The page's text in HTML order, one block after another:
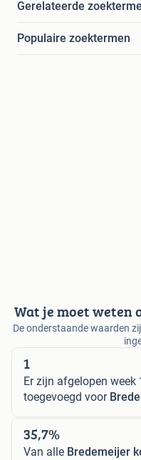
Gerelateerde
Populaire zoektermen
Wat je moet weten
De onderstaande waarden
1
Er zijn afgelopen week
toegevoegd voor
35,7%
Van alle Bredemeijer